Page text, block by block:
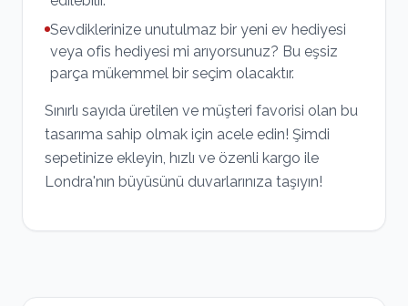
Sevdiklerinize unutulmaz bir yeni ev hediyesi
veya ofis hediyesi mi arıyorsunuz? Bu eşsiz
parça mükemmel bir seçim olacaktır.
Sınırlı sayıda üretilen ve müşteri favorisi olan bu
tasarıma sahip olmak için acele edin! Şimdi
sepetinize ekleyin, hızlı ve özenli kargo ile
Londra'nın büyüsünü duvarlarınıza taşıyın!